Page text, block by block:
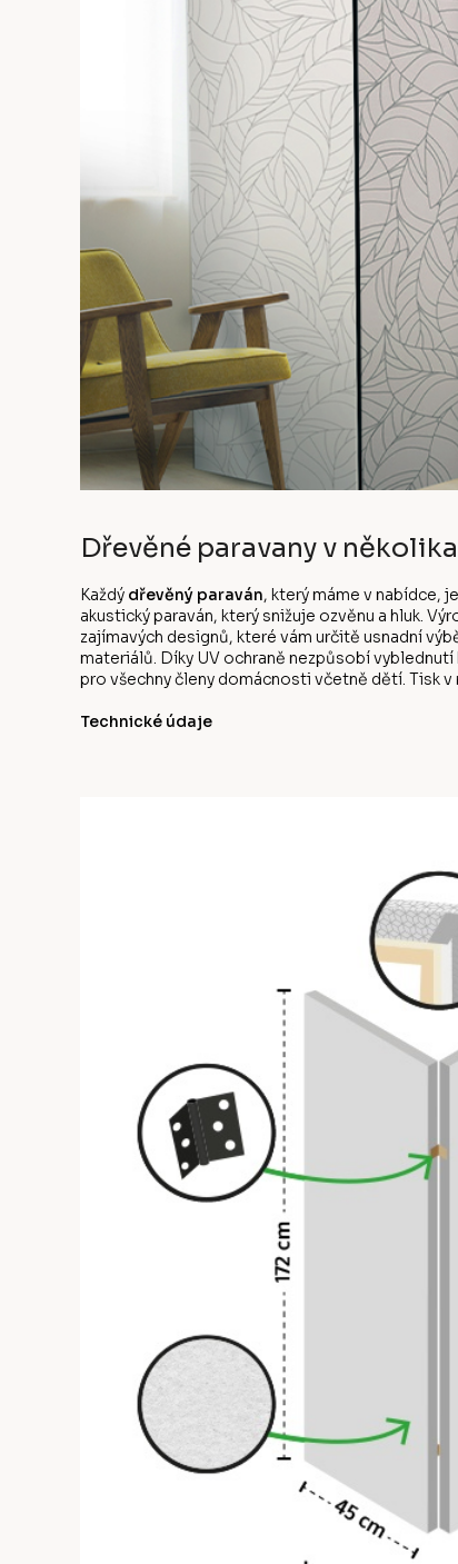
Dřevěné paravany v
Každý dřevěný paraván, který máme v nabídce,
akustický paraván, který snižuje ozvěnu a hluk.
zajímavých designů, které vám určitě usnadní
materiálů. Díky UV ochraně nezpůsobí
pro všechny členy domácnosti včetně dětí. Tisk
Technické údaje